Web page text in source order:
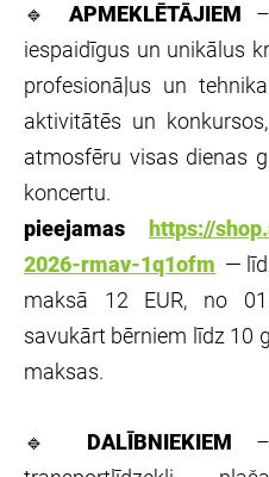
🔹 APMEKLĒTĀJIEM
iespaidīgus un unikālus
profesionāļus un
aktivitātēs un
atmosfēru visas dienas
pieejamas
https://
2026-rmav-1q1ofm —
maksā 12 EUR, no
savukārt bērniem līdz 10
maksas.
🔹 DALĪBNIEKIEM –